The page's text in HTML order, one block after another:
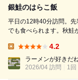
銀鮭のはらこ飯
平日の12時40分訪問。
でも食べられます。秋鮭が
程で天ぷらが配膳されま
らないギリギリの感...
4.2
ラーメンが好きだ
2026/04 訪問
1回